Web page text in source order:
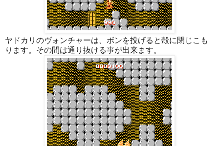
ヤドカリのヴォンチャーは、ボンを投げると殻に閉じこも
ります。その間は通り抜ける事が出来ます。